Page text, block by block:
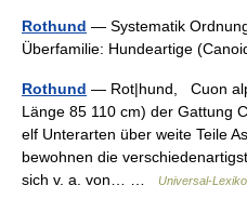
Rothund — Systematik
Überfamilie: Hundeartige
Rothund — Rot|hund, Cuon
Länge 85 110 cm) der Gattung
elf Unterarten über weite Teile
bewohnen die
sich v. a. von… …
Universal-